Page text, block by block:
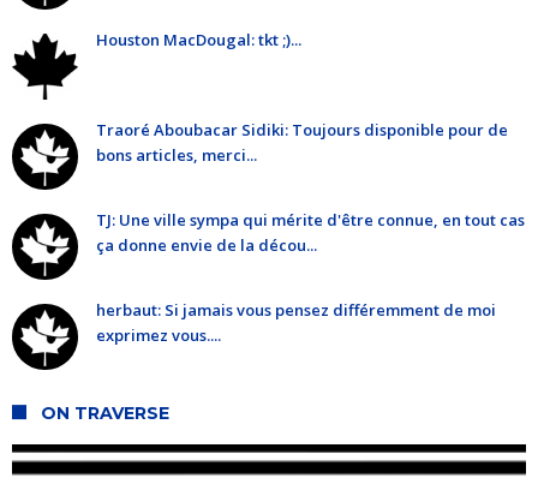
Houston MacDougal: tkt ;)...
Traoré Aboubacar Sidiki: Toujours disponible pour de
bons articles, merci...
TJ: Une ville sympa qui mérite d'être connue, en tout cas
ça donne envie de la décou...
herbaut: Si jamais vous pensez différemment de moi
exprimez vous....
ON TRAVERSE